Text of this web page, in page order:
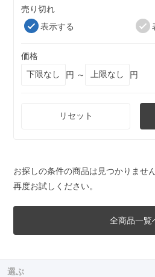
売り切れ
表示する
価格
円 ～
円
リセット
お探しの条件の商品は見つかりませ
再度お試しください。
全商品一覧
選ぶ